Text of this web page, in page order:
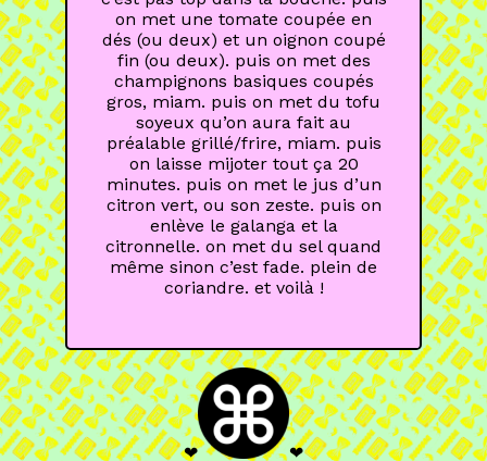
on met une tomate coupée en
dés (ou deux) et un oignon coupé
fin (ou deux). puis on met des
champignons basiques coupés
gros, miam. puis on met du tofu
soyeux qu’on aura fait au
préalable grillé/frire, miam. puis
on laisse mijoter tout ça 20
minutes. puis on met le jus d’un
citron vert, ou son zeste. puis on
enlève le galanga et la
citronnelle. on met du sel quand
même sinon c’est fade. plein de
coriandre. et voilà !
❤ ❤